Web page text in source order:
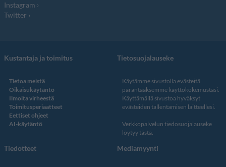
Instagram
Twitter
Kustantaja ja toimitus
Tietoa meistä
Oikaisukäytäntö
Ilmoita virheestä
Toimitusperiaatteet
Eettiset ohjeet
AI-käytäntö
Tietosuojalauseke
Käytämme sivustolla evästeitä
parantaaksemme käyttökokemustasi.
Käyttämällä sivustoa hyväksyt
evästeiden tallentamisen laitteellesi.
Verkkopalvelun tiedosuojalauseke
löytyy tästä.
Tiedotteet Mediamyynti